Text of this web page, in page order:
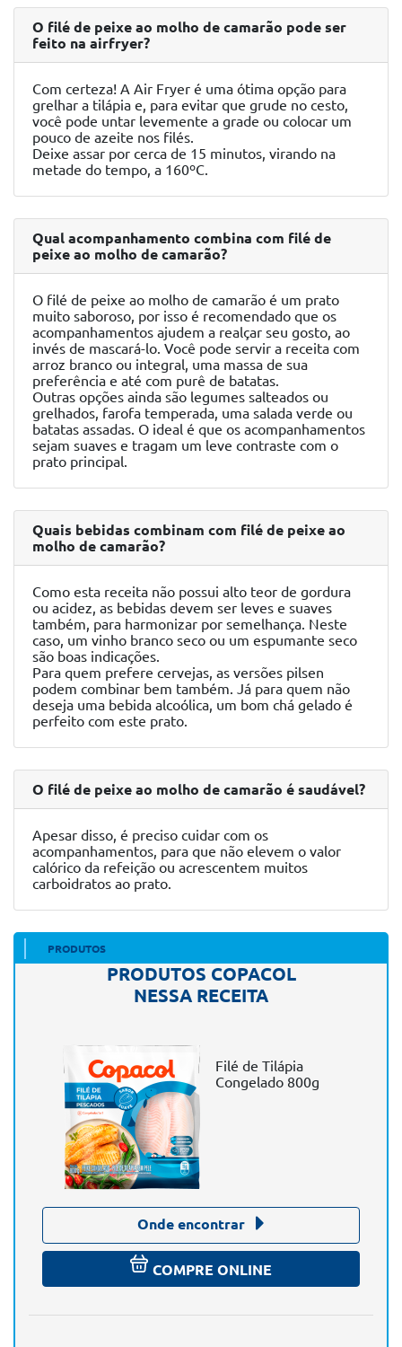
O filé de peixe ao molho de camarão pode ser
feito na airfryer?
Com certeza! A Air Fryer é uma ótima opção para
grelhar a tilápia e, para evitar que grude no cesto,
você pode untar levemente a grade ou colocar um
pouco de azeite nos filés.
Deixe assar por cerca de 15 minutos, virando na
metade do tempo, a 160ºC.
Qual acompanhamento combina com filé de
peixe ao molho de camarão?
O filé de peixe ao molho de camarão é um prato
muito saboroso, por isso é recomendado que os
acompanhamentos ajudem a realçar seu gosto, ao
invés de mascará-lo. Você pode servir a receita com
arroz branco ou integral, uma massa de sua
preferência e até com purê de batatas.
Outras opções ainda são legumes salteados ou
grelhados, farofa temperada, uma salada verde ou
batatas assadas. O ideal é que os acompanhamentos
sejam suaves e tragam um leve contraste com o
prato principal.
Quais bebidas combinam com filé de peixe ao
molho de camarão?
Como esta receita não possui alto teor de gordura
ou acidez, as bebidas devem ser leves e suaves
também, para harmonizar por semelhança. Neste
caso, um vinho branco seco ou um espumante seco
são boas indicações.
Para quem prefere cervejas, as versões pilsen
podem combinar bem também. Já para quem não
deseja uma bebida alcoólica, um bom chá gelado é
perfeito com este prato.
O filé de peixe ao molho de camarão é saudável?
Apesar disso, é preciso cuidar com os
acompanhamentos, para que não elevem o valor
calórico da refeição ou acrescentem muitos
carboidratos ao prato.
PRODUTOS
PRODUTOS COPACOL
NESSA RECEITA
Filé de Tilápia
Congelado 800g
Onde encontrar
COMPRE ONLINE